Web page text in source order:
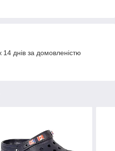
днів за домовленістю